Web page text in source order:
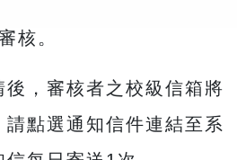
核。
後，審核者之校級信箱將
請點選通知信件連結至系